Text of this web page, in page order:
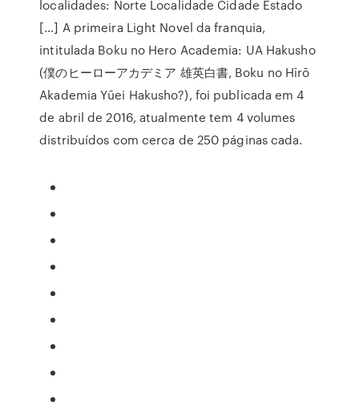
localidades: Norte Localidade Cidade Estado
[…] A primeira Light Novel da franquia,
intitulada Boku no Hero Academia: UA Hakusho
(僕のヒーローアカデミア 雄英白書, Boku no Hīrō
Akademia Yūei Hakusho?), foi publicada em 4
de abril de 2016, atualmente tem 4 volumes
distribuídos com cerca de 250 páginas cada.